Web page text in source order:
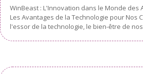
WinBeast : L'Innovation dans le Monde des
Les Avantages de la Technologie pour Nos
l'essor de la technologie, le bien-être de